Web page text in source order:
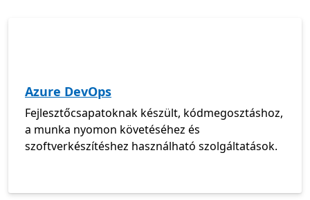
Azure DevOps
Fejlesztőcsapatoknak készült, kódmegosztáshoz,
a munka nyomon követéséhez és
szoftverkészítéshez használható szolgáltatások.